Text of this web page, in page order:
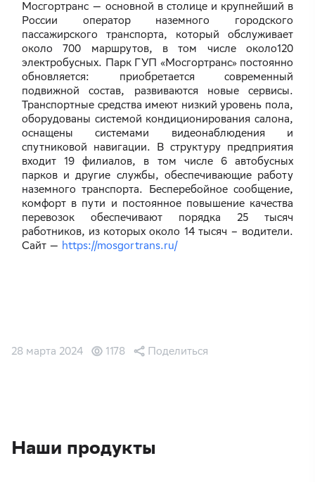
Мосгортранс — основной в столице и крупнейший в
России оператор наземного городского
пассажирского транспорта, который обслуживает
около 700 маршрутов, в том числе около120
электробусных. Парк ГУП «Мосгортранс» постоянно
обновляется: приобретается современный
подвижной состав, развиваются новые сервисы.
Транспортные средства имеют низкий уровень пола,
оборудованы системой кондиционирования салона,
оснащены системами видеонаблюдения и
спутниковой навигации. В структуру предприятия
входит 19 филиалов, в том числе 6 автобусных
парков и другие службы, обеспечивающие работу
наземного транспорта. Бесперебойное сообщение,
комфорт в пути и постоянное повышение качества
перевозок обеспечивают порядка 25 тысяч
работников, из которых около 14 тысяч – водители.
Сайт — https://mosgortrans.ru/
28 марта 2024 1178 Поделиться
Наши продукты